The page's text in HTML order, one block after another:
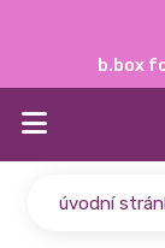
b.box
úvodní